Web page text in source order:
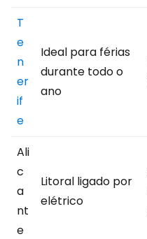
T
e
n
er
if
e
Ideal para férias
durante todo o
ano
Ali
c
a
nt
e
Litoral ligado por
elétrico